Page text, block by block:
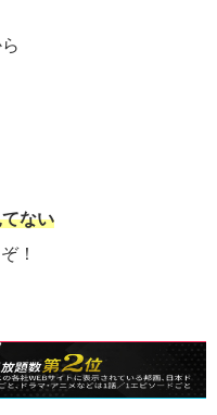
ない
！